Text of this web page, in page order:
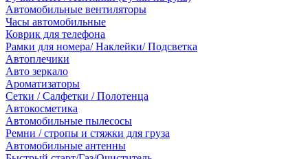
Автомобильные вентиляторы
Часы автомобильные
Коврик для телефона
Рамки для номера/ Наклейки/ Подсветка
Автоплечики
Авто зеркало
Ароматизаторы
Сетки / Салфетки / Полотенца
Автокосметика
Автомобильные пылесосы
Ремни / стропы и стяжки для груза
Автомобильные антенны